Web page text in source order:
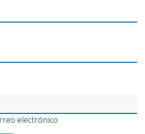
electrónico